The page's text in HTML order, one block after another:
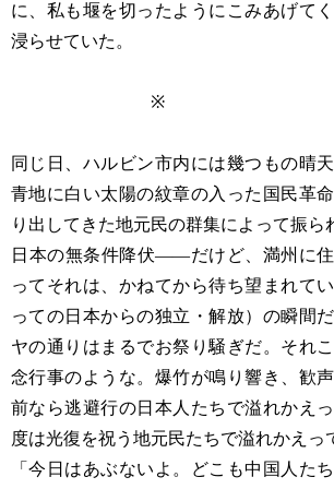
に、私も堰を切ったようにこみあげて
浸らせていた。
※
同じ日、ハルビン市内には幾つもの晴
青地に白い太陽の紋章の入った国民革
り出してきた地元民の群集によって振ら
日本の無条件降伏――だけど、満州に
ってそれは、かねてから待ち望まれて
っての日本からの独立・解放）の瞬間
ヤの通りはまるでお祭り騒ぎだ。それ
念行事のような。爆竹が鳴り響き、歓
前なら逃避行の日本人たちで溢れかえ
度は光復を祝う地元民たちで溢れかえっ
「今日はあぶないよ。どこも中国人た